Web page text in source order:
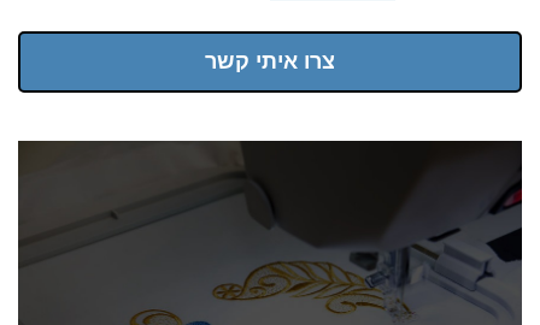
צרו איתי קשר